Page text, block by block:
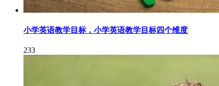
小学英语教学目标，小学英语教学目标四个维度
233